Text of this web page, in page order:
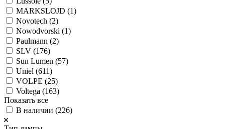
MARKSLOJD (1)
Novotech (2)
Nowodvorski (1)
Paulmann (2)
SLV (176)
Sun Lumen (57)
Uniel (611)
VOLPE (25)
Voltega (163)
Показать все
В наличии (226)